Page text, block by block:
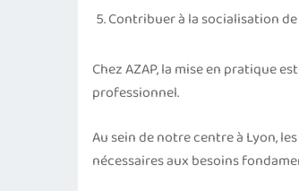
Contribuer à la socialisation de
Chez AZAP, la mise en pratique
professionnel.
Au sein de notre centre à Lyon,
nécessaires aux besoins